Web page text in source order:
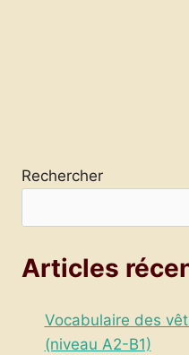
Rechercher
Articles
Vocabulaire des
(niveau A2-B1)